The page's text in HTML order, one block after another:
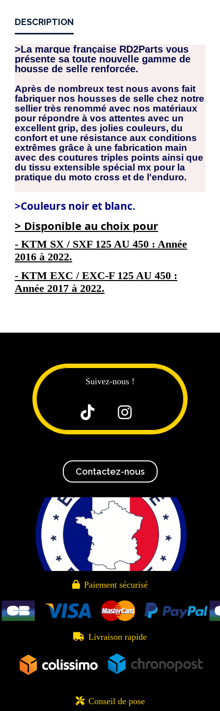
DESCRIPTION
>La marque française RD2Parts vous
présente sa toute nouvelle gamme de
housse de selle renforcée.
Après de nombreux test nous avons fait
fabriquer nos housses de selle chez notre
sellier très renommé avec nos matériaux
pour répondre à vos attentes avec un
excellent grip, des jolies couleurs, du
confort et une résistance aux conditions
extrêmes grâce à une fabrication main
avec des coutures triples points ainsi que
du tissu extensible spécial mx pour la
pratique du moto cross et de l'enduro.
>Couleurs noir et blanc.
> Disponible au choix pour
- KTM SX / SXF 125 AU 450 : Année
2016 à 2022.
- KTM EXC / EXC-F 125 AU 450 :
Année 2017 à 2022.
Suivez-nous !
 
Contactez-nous
 Paiement sécurisé
 Livraison rapide
 Conseil de pose